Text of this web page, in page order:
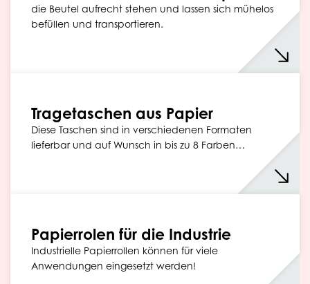
die Beutel aufrecht stehen und lassen sich mühelos
befüllen und transportieren.
Tragetaschen aus Papier
Diese Taschen sind in verschiedenen Formaten
lieferbar und auf Wunsch in bis zu 8 Farben…
Papierrolen für die Industrie
Industrielle Papierrollen können für viele
Anwendungen eingesetzt werden!